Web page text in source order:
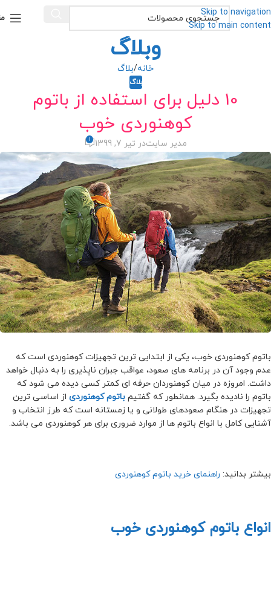
Skip to navigation
Skip to main content
وبلاگ
خانه بلاگ
بلاگ
10 دلیل برای استفاده از باتوم
کوهنوردی خوب
مدیر سایتدر تیر 7, 1399 1
باتوم کوهنوردی خوب، یکی از ابتدایی ترین تجهیزات کوهنوردی است که
عدم وجود آن در برنامه های صعود، عواقب جبران ناپذیری را به دنبال خواهد
داشت. امروزه در میان کوهنوردان حرفه ای کمتر کسی دیده می شود که
باتوم را نادیده بگیرد. همانطور که گفتیم باتوم کوهنوردی از اساسی ترین
تجهیزات در هنگام صعودهای طولانی و یا زمستانه است که طرز انتخاب و
آشنایی کامل با انواع باتوم ها از موارد ضروری برای هر کوهنوردی می باشد.
بیشتر بدانید: راهنمای خرید باتوم کوهنوردی
انواع باتوم کوهنوردی خوب